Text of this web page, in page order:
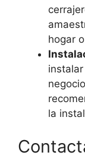
hogar
la